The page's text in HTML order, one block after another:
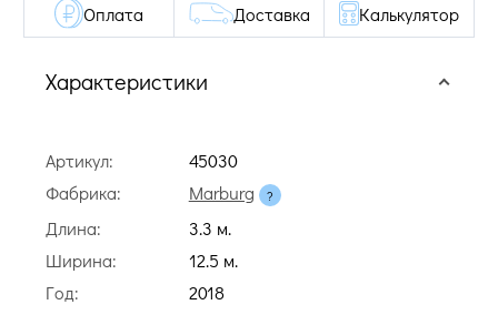
Характеристики
Артикул:
45030
Фабрика:
Marburg
Длина:
3.3 м.
Ширина:
12.5 м.
Год:
2018
Оплата Доставка Калькулятор